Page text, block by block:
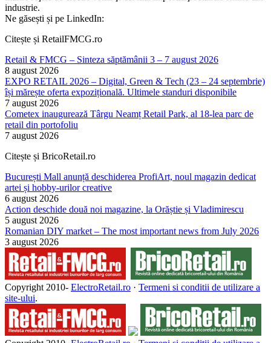
industrie.
Ne găsești și pe LinkedIn:
Citește și RetailFMCG.ro
Retail & FMCG – Sinteza săptămânii 3 – 7 august 2026
8 august 2026
EXPO RETAIL 2026 – Digital, Green & Tech (23 – 24 septembrie)
își mărește oferta expozițională. Ultimele standuri disponibile
7 august 2026
Cometex inaugurează Târgu Neamț Retail Park, al 18-lea parc de
retail din portofoliu
7 august 2026
Citește și BricoRetail.ro
București Mall anunță deschiderea ProfiArt, noul magazin dedicat
artei și hobby-urilor creative
6 august 2026
Action deschide două noi magazine, la Orăștie și Vladimirescu
5 august 2026
Romanian DIY market – The most important news from July 2026
3 august 2026
Copyright 2010- ElectroRetail.ro · Termeni si conditii de utilizare a
site-ului.